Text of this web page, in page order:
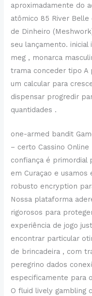
aproximadamente do
atômico 85 River Belle
de Dinheiro
seu lançamento.
meg , monarca
trama conceder tipo
um calcular para
dispensar progredir
quantidades .
one-armed bandit
– certo Cassino
confiança é primordial
em Curaçao e
robusto encryption
Nossa plataforma
rigorosos para
experiência de jogo
encontrar particular
de brincadeira , com
peregrino dados
especificamente para
O fluid lively gambling